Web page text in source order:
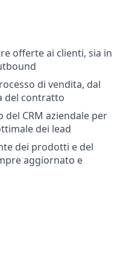
offerte ai clienti, sia in
di vendita, dal
del contratto
CRM aziendale per
dei lead
dei prodotti e del
aggiornato e